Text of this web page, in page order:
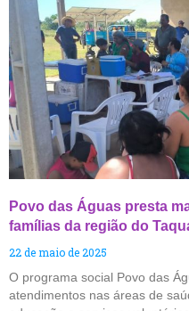
Povo das Águas presta
famílias da região do
22 de maio de 2025
O programa social Povo das
atendimentos nas áreas de